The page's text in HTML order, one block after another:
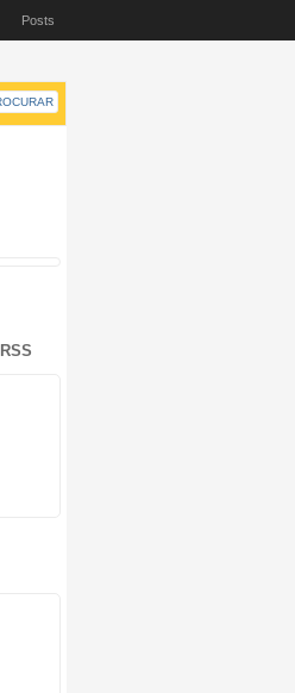
Posts